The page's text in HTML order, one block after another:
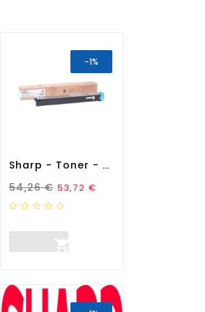
-1%
Sharp - Toner - Ciano -...
Prezzo Standard
54,26 € Prezzo
53,72 €
